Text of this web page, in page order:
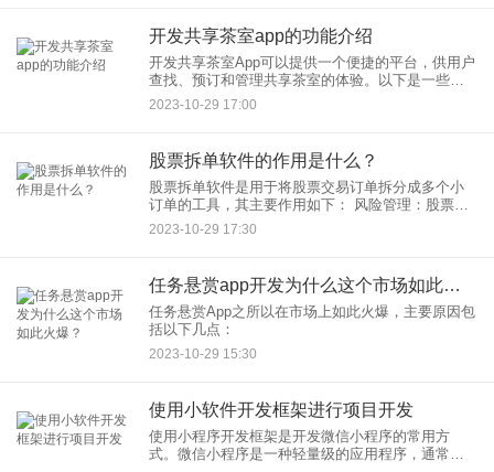
开发共享茶室app的功能介绍
开发共享茶室App可以提供一个便捷的平台，供用户
查找、预订和管理共享茶室的体验。以下是一些可
能的功能，可以包括在这样的App中： 用户注册和
登录：
2023-10-29 17:00
股票拆单软件的作用是什么？
股票拆单软件是用于将股票交易订单拆分成多个小
订单的工具，其主要作用如下： 风险管理：股票市
场的价格波动较大，通过将大订单拆分成小订单，
可以减少单个交易对
2023-10-29 17:30
任务悬赏app开发为什么这个市场如此火爆？
任务悬赏App之所以在市场上如此火爆，主要原因包
括以下几点：
2023-10-29 15:30
使用小软件开发框架进行项目开发
使用小程序开发框架是开发微信小程序的常用方
式。微信小程序是一种轻量级的应用程序，通常用